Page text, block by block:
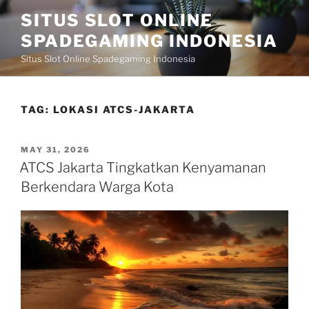
Skip
content
SITUS SLOT ONLINE
SPADEGAMING INDONESIA
Situs Slot Online Spadegaming Indonesia
TAG: LOKASI ATCS-JAKARTA
POSTED
ON
MAY 31, 2026
ATCS Jakarta Tingkatkan Kenyamanan
Berkendara Warga Kota